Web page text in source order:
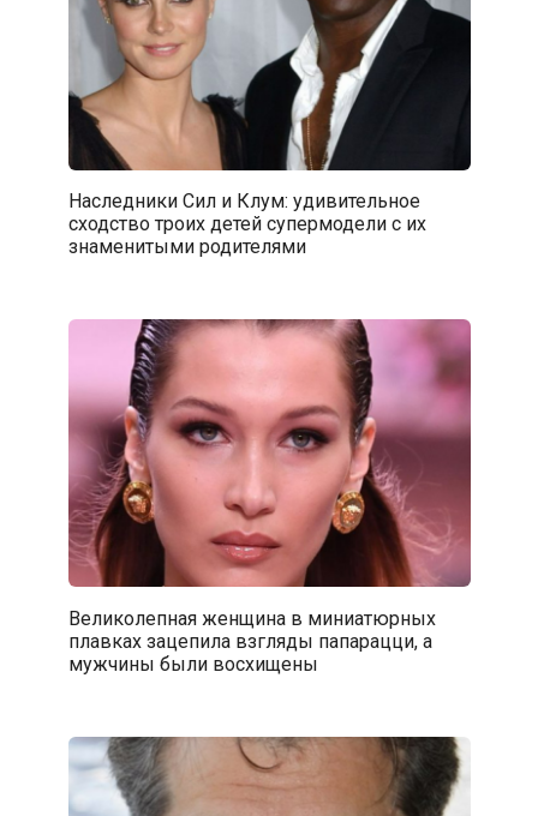
Наследники Сил и Клум: удивительное
сходство троих детей супермодели с их
знаменитыми родителями
Великолепная женщина в миниатюрных
плавках зацепила взгляды папарацци, а
мужчины были восхищены